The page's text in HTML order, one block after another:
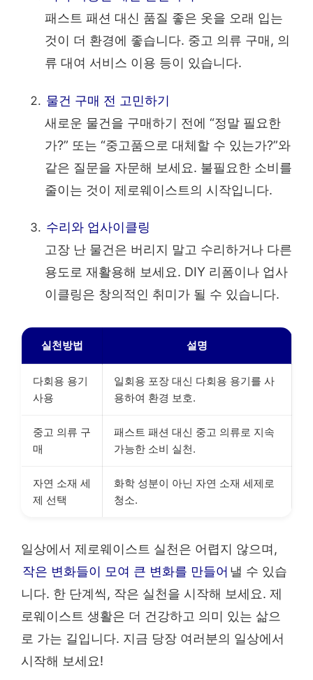
패스트 패션 대신 품질 좋은 옷을 오래 입는
것이 더 환경에 좋습니다. 중고 의류 구매, 의
류 대여 서비스 이용 등이 있습니다.
물건 구매 전 고민하기
새로운 물건을 구매하기 전에 “정말 필요한
가?” 또는 “중고품으로 대체할 수 있는가?”와
같은 질문을 자문해 보세요. 불필요한 소비를
줄이는 것이 제로웨이스트의 시작입니다.
수리와 업사이클링
고장 난 물건은 버리지 말고 수리하거나 다른
용도로 재활용해 보세요. DIY 리폼이나 업사
이클링은 창의적인 취미가 될 수 있습니다.
실천방법 설명
다회용 용기
사용
일회용 포장 대신 다회용 용기를 사
용하여 환경 보호.
중고 의류 구
매
패스트 패션 대신 중고 의류로 지속
가능한 소비 실천.
자연 소재 세
제 선택
화학 성분이 아닌 자연 소재 세제로
청소.
일상에서 제로웨이스트 실천은 어렵지 않으며,
작은 변화들이 모여 큰 변화를 만들어 낼 수 있습
니다. 한 단계씩, 작은 실천을 시작해 보세요. 제
로웨이스트 생활은 더 건강하고 의미 있는 삶으
로 가는 길입니다. 지금 당장 여러분의 일상에서
시작해 보세요!